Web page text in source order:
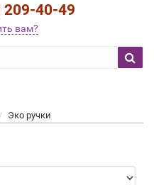
209-40-49
вам?
Эко ручки